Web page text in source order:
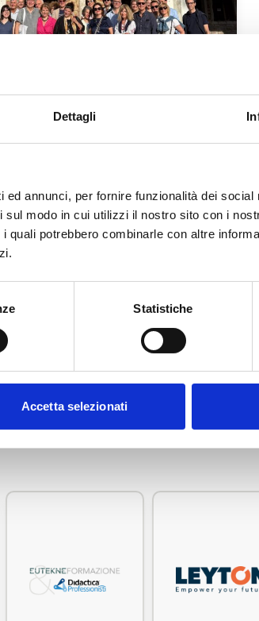
Dettagli
annunci, per fornire funzionalità dei social
modo in cui utilizzi il nostro sito con i
quali potrebbero combinarle con altre
Statistiche
Accetta selezionati
UNA VISITA CULTURALE
CALLI NASCOSTE E
Tre Venezie?